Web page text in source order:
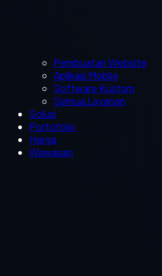
Pembuatan Website
Aplikasi Mobile
Software Kustom
Semua Layanan
Solusi
Portofolio
Harga
Wawasan